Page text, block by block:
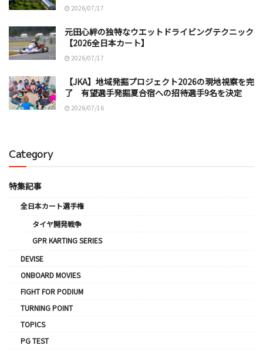
2026/07/17
元田心絆の独特なウエットドライビングテクニック
【2026全日本カート】
2026/07/17
【JKA】地域発掘プロジェクト2026の現地視察を完
了 有望選手発掘夏合宿への招待選手9名を決定
2026/07/16
Category
特集記事
全日本カート選手権
タイヤ開発戦争
GPR KARTING SERIES
DEVISE
ONBOARD MOVIES
FIGHT FOR PODIUM
TURNING POINT
TOPICS
PG TEST